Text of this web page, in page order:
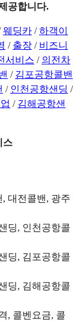
공합니다.
웨딩카 /하객이
/ 출장 / 비즈니
서비스 / 의전차
/ 김포공항콜밴
/ 인천공항샌딩 /
/ 김해공항샌
스
대전콜밴, 광주
딩, 인천공항콜
딩, 김포공항콜
딩, 김해공항콜
, 콜벤요금, 콜